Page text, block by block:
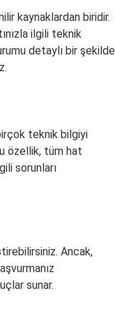
kaynaklardan biridir.
ilgili teknik
detaylı bir şekilde
teknik bilgiyi
özellik, tüm hat
sorunları
Ancak,
sunar.